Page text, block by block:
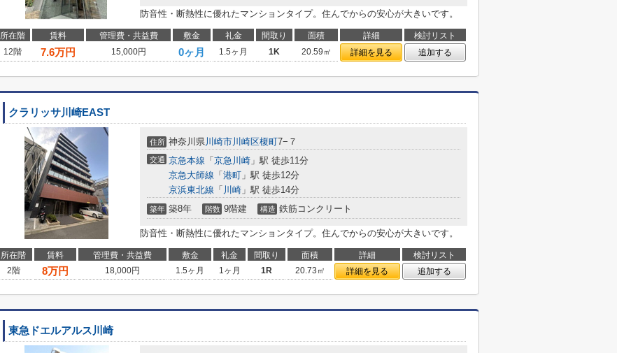
防音性・断熱性に優れたマンションタイプ。住んでからの安心が大きいです。
所在階 賃料 管理費・共益費 敷金 礼金 間取り 面積 詳細
検討リスト
12階
7.6万円 15,000円 0ヶ月 1.5ヶ月 1K 20.59㎡ 詳細を見る 追加する
クラリッサ川崎EAST
住所 神奈川県川崎市川崎区榎町7−７
交通 京急本線 「 京急川崎 」駅 徒歩11分
京急大師線 「 港町 」駅 徒歩12分
京浜東北線 「 川崎 」駅 徒歩14分
築年 築8年 階数 9階建 構造 鉄筋コンクリート
防音性・断熱性に優れたマンションタイプ。住んでからの安心が大きいです。
所在階 賃料 管理費・共益費 敷金 礼金 間取り 面積 詳細
検討リスト
2階
8万円 18,000円 1.5ヶ月 1ヶ月 1R 20.73㎡ 詳細を見る 追加する
東急ドエルアルス川崎